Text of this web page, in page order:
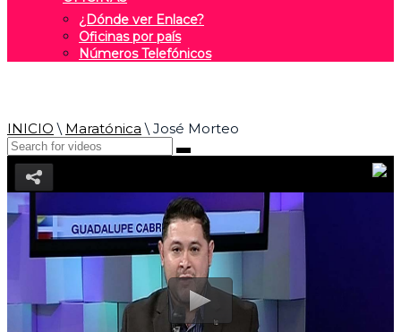
¿Dónde ver Enlace?
Oficinas por país
Números Telefónicos
INICIO \ Maratónica \ José Morteo